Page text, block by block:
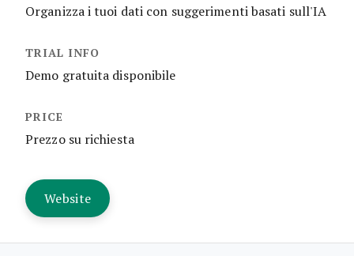
Organizza i tuoi dati con suggerimenti basati sull'IA
Demo gratuita disponibile
Prezzo su richiesta
Website